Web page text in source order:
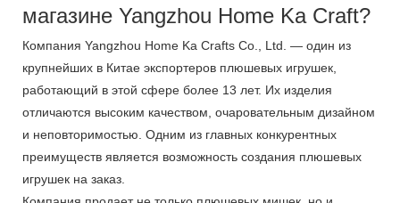
магазине Yangzhou Home Ka Craft?
Компания Yangzhou Home Ka Crafts Co., Ltd. — один из
крупнейших в Китае экспортеров плюшевых игрушек,
работающий в этой сфере более 13 лет. Их изделия
отличаются высоким качеством, очаровательным дизайном
и неповторимостью. Одним из главных конкурентных
преимуществ является возможность создания плюшевых
игрушек на заказ.